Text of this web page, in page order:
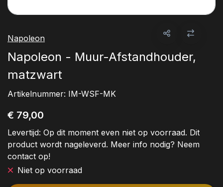
Napoleon
Napoleon - Muur-Afstandhouder,
matzwart
Artikelnummer: IM-WSF-MK
€ 79,00
Levertijd: Op dit moment even niet op voorraad. Dit
product wordt nageleverd. Meer info nodig? Neem
contact op!
Niet op voorraad